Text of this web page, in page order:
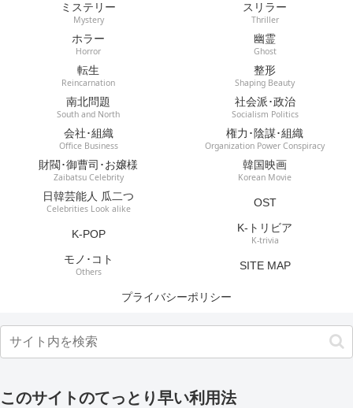
ミステリー
Mystery
スリラー
Thriller
ホラー
Horror
幽霊
Ghost
転生
Reincarnation
整形
Shaping Beauty
南北問題
South and North
社会派･政治
Socialism Politics
会社･組織
Office Business
権力･陰謀･組織
Organization Power Conspiracy
財閥･御曹司･お嬢様
Zaibatsu Celebrity
韓国映画
Korean Movie
日韓芸能人 瓜二つ
Celebrities Look alike OST
K-POP K-トリビア
K-trivia
モノ･コト
Others SITE MAP
プライバシーポリシー
このサイトのてっとり早い利用法